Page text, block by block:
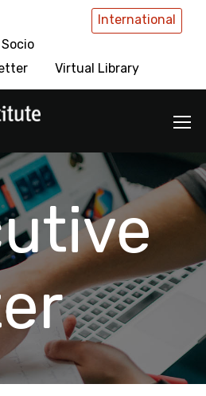
International
Virtual Library